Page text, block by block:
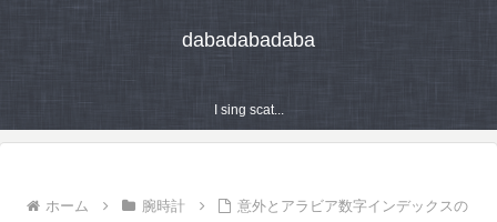
dabadabadaba
I sing scat...
ホーム 腕時計
意外とアラビア数字インデックスの